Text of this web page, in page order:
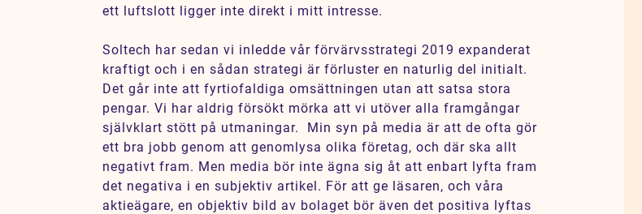
SV EN
ett luftslott ligger inte direkt i mitt intresse.
Soltech har sedan vi inledde vår förvärvsstrategi 2019 expanderat
kraftigt och i en sådan strategi är förluster en naturlig del initialt.
Det går inte att fyrtiofaldiga omsättningen utan att satsa stora
pengar. Vi har aldrig försökt mörka att vi utöver alla framgångar
självklart stött på utmaningar. Min syn på media är att de ofta gör
ett bra jobb genom att genomlysa olika företag, och där ska allt
negativt fram. Men media bör inte ägna sig åt att enbart lyfta fram
det negativa i en subjektiv artikel. För att ge läsaren, och våra
aktieägare, en objektiv bild av bolaget bör även det positiva lyftas